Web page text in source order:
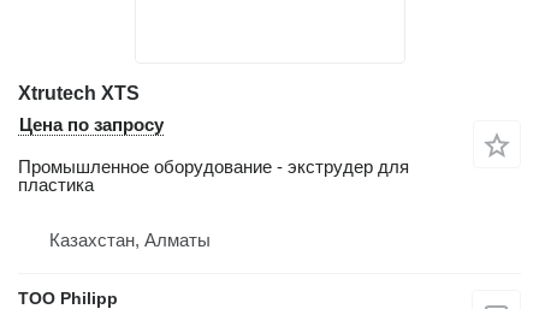
Xtrutech XTS
Цена по запросу
Промышленное оборудование - экструдер для
пластика
Казахстан, Алматы
ТОО Philipp